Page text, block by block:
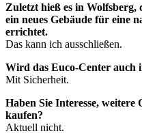
Zuletzt hieß es in Wolfsberg,
ein neues Gebäude für eine
errichtet.
Das kann ich ausschließen.
Wird das Euco-Center auch
Mit Sicherheit.
Haben Sie Interesse,
kaufen?
Aktuell nicht.